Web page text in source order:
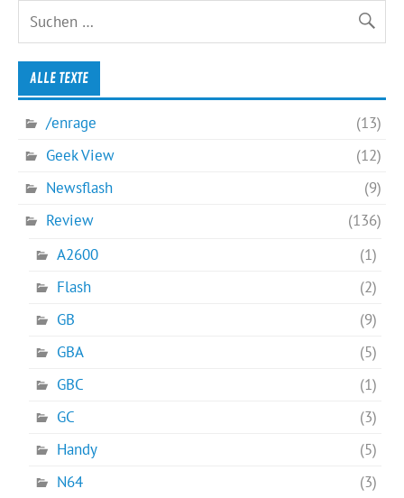
ALLE TEXTE
/enrage
(13)
Geek View
(12)
Newsflash
(9)
Review
(136)
A2600
(1)
Flash
(2)
GB
(9)
GBA
(5)
GBC
(1)
GC
(3)
Handy
(5)
N64
(3)